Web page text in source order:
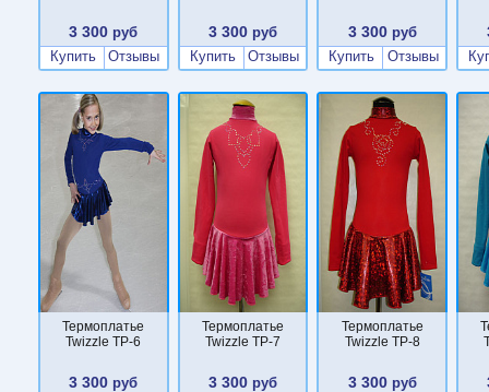
3 300 руб
Купить
Отзывы
3 300 руб
Купить
Отзывы
3 300руб
Купить
Отзывы
Термоплатье
Twizzle TP-6
3 300 руб
Термоплатье
Twizzle TP-7
3 300 руб
Термоплатье
Twizzle TP-8
3 300руб